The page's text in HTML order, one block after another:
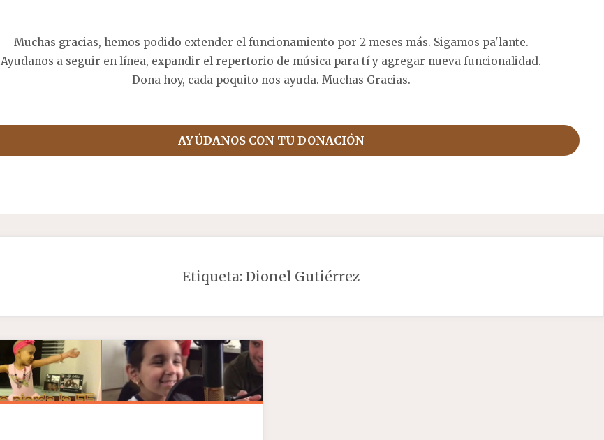
Muchas gracias, hemos podido extender el funcionamiento por 2 meses más. Sigamos pa'lante.
Ayudanos a seguir en línea, expandir el repertorio de música para tí y agregar nueva funcionalidad.
Dona hoy, cada poquito nos ayuda. Muchas Gracias.
AYÚDANOS CON TU DONACIÓN
Etiqueta:Dionel Gutiérrez